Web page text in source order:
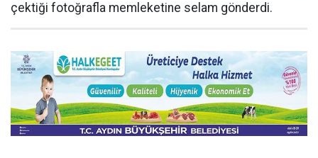
çektiği fotoğrafla memleketine selam gönderdi.